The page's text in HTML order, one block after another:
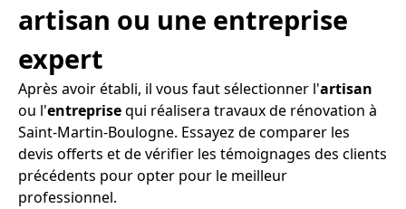
artisan ou une entreprise
expert
Après avoir établi, il vous faut sélectionner l'artisan
ou l'entreprisequi réalisera travaux de rénovation à
Saint-Martin-Boulogne. Essayez de comparer les
devis offerts et de vérifier les témoignages des clients
précédents pour opter pour le meilleur
professionnel.